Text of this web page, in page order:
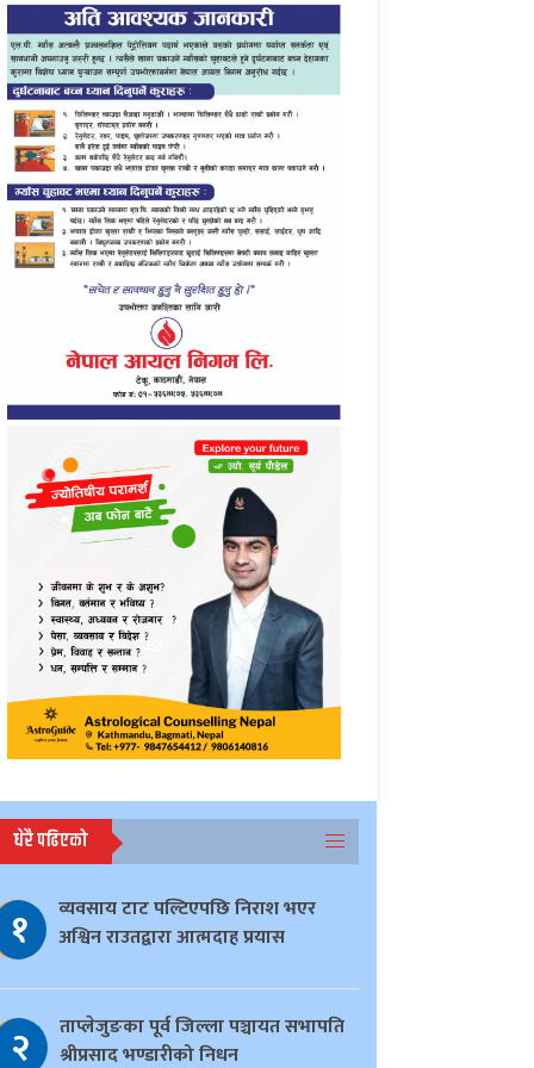
धेरै पढिएको
१
व्यवसाय टाट पल्टिएपछि निराश भएर
अश्विन राउतद्वारा आत्मदाह प्रयास
२
ताप्लेजुङका पूर्व जिल्ला पञ्चायत सभापति
श्रीप्रसाद भण्डारीको निधन